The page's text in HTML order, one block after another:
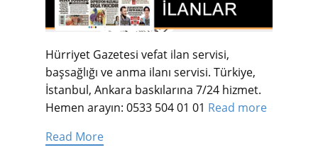
Hürriyet Gazetesi vefat ilan servisi,
başsağlığı ve anma ilanı servisi. Türkiye,
İstanbul, Ankara baskılarına 7/24 hizmet.
Hemen arayın: 0533 504 01 01 Read more
Read More